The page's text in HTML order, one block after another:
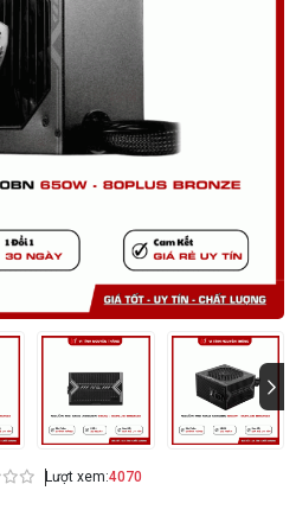
Lượt xem:4070